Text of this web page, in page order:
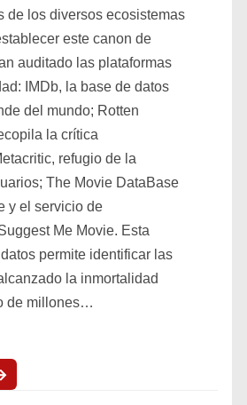
de los diversos ecosistemas
este canon de
auditado las plataformas
IMDb, la base de datos
del mundo; Rotten
la crítica
refugio de la
The Movie DataBase
y el servicio de
Me Movie. Esta
permite identificar las
la inmortalidad
de millones…